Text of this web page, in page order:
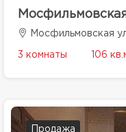
Мосфильмовская
3 комнаты 106
Продажа